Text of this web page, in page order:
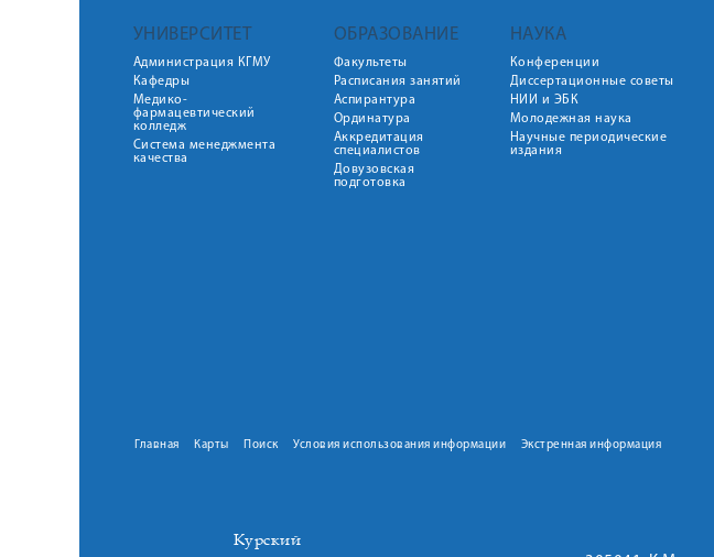
УНИВЕРСИТЕТ
Администрация КГМУ
Кафедры
Медико-
фармацевтический
колледж
Система менеджмента
качества
ОБРАЗОВАНИЕ
Факультеты
Расписания занятий
Аспирантура
Ординатура
Аккредитация
специалистов
Довузовская
подготовка
НАУКА
Конференции
Диссертационные советы
НИИ и ЭБК
Молодежная наука
Научные периодические
издания
Главная Карты Поиск Условия использования информации Экстренная информация
Курский